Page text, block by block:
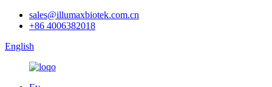
sales@illumaxbiotek.com.cn
+86 4006382018
English